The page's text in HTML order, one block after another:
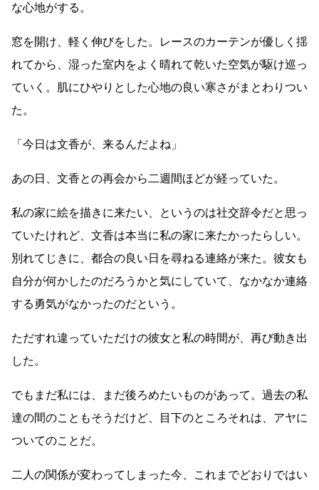
な心地がする。
窓を開け、軽く伸びをした。レースのカーテンが優しく揺
れてから、湿った室内をよく晴れて乾いた空気が駆け巡っ
ていく。肌にひやりとした心地の良い寒さがまとわりつい
た。
「今日は文香が、来るんだよね」
あの日、文香との再会から二週間ほどが経っていた。
私の家に絵を描きに来たい、というのは社交辞令だと思っ
ていたけれど、文香は本当に私の家に来たかったらしい。
別れてじきに、都合の良い日を尋ねる連絡が来た。彼女も
自分が何かしたのだろうかと気にしていて、なかなか連絡
する勇気がなかったのだという。
ただすれ違っていただけの彼女と私の時間が、再び動き出
した。
でもまだ私には、まだ後ろめたいものがあって。過去の私
達の間のこともそうだけど、目下のところそれは、アヤに
ついてのことだ。
二人の関係が変わってしまった今、これまでどおりではい